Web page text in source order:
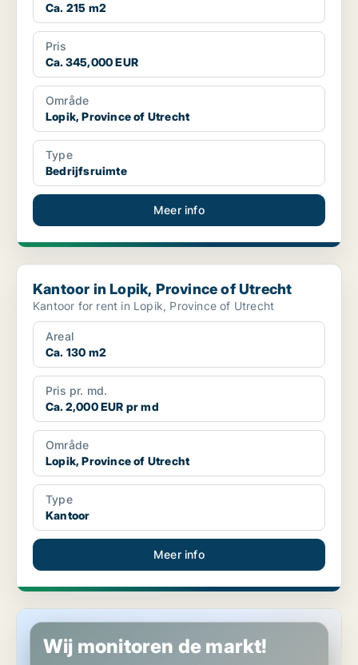
Ca. 215 m2
Pris
Ca. 345,000 EUR
Område
Lopik, Province of Utrecht
Type
Bedrijfsruimte
Meer info
Kantoor in Lopik, Province of Utrecht
Kantoor in Lopik, Province of Utrecht
Kantoor for rent in Lopik, Province of Utrecht
Areal
Ca. 130 m2
Pris pr. md.
Ca. 2,000 EUR pr md
Område
Lopik, Province of Utrecht
Type
Kantoor
Meer info
Commercial space in Lopik, Province of Utrecht
Wij monitoren de markt!